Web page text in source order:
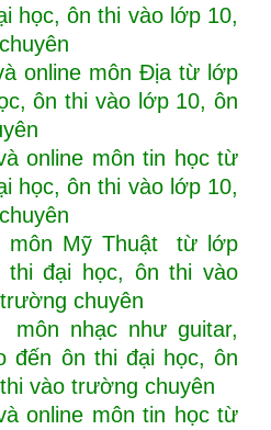
học, ôn thi vào lớp 10,
online môn Địa từ lớp
ôn thi vào lớp 10, ôn
online môn tin học từ
học, ôn thi vào lớp 10,
môn Mỹ Thuật từ lớp
thi đại học, ôn thi vào
chuyên
nhạc như guitar,
đến ôn thi đại học, ôn
vào trường chuyên
online môn tin học từ